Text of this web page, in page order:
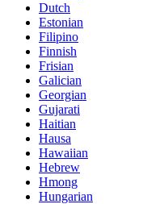
Dutch
Estonian
Filipino
Finnish
Frisian
Galician
Georgian
Gujarati
Haitian
Hausa
Hawaiian
Hebrew
Hmong
Hungarian